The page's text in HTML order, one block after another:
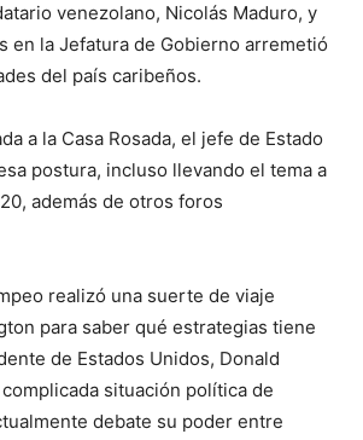
venezolano, Nicolás Maduro, y
en la Jefatura de Gobierno arremetió
del país caribeños.
a la Casa Rosada, el jefe de Estado
postura, incluso llevando el tema a
además de otros foros
realizó una suerte de viaje
para saber qué estrategias tiene
de Estados Unidos, Donald
situación política de
debate su poder entre